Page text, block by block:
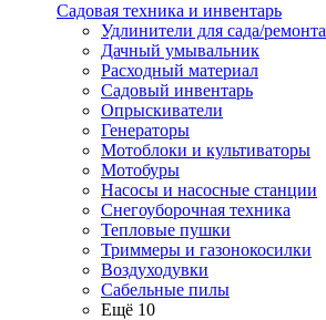
Садовая техника и инвентарь
Удлинители для сада/ремонта
Дачный умывальник
Расходный материал
Садовый инвентарь
Опрыскиватели
Генераторы
Мотоблоки и культиваторы
Мотобуры
Насосы и насосные станции
Снегоуборочная техника
Тепловые пушки
Триммеры и газонокосилки
Воздуходувки
Сабельные пилы
Ещё 10